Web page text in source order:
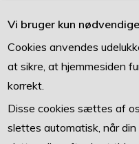
Vi bruger kun
Cookies anvendes
at sikre, at hjemmesiden
korrekt.
Disse cookies sættes af
slettes automatisk, når din